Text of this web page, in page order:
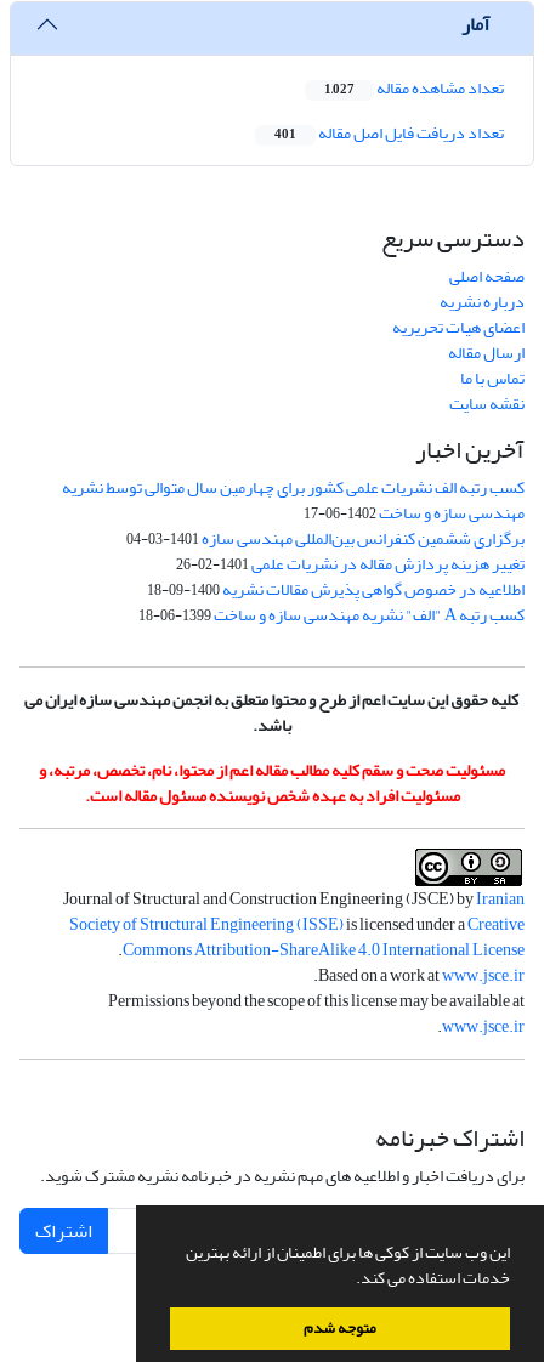
این وب سایت از کوکی ها برای اطمینان از ارائه بهترین
خدمات استفاده می کند.
متوجه شدم
آمار
تعداد مشاهده مقاله 1,027
تعداد دریافت فایل اصل مقاله 401
دسترسی سریع
صفحه اصلی
درباره نشریه
اعضای هیات تحریریه
ارسال مقاله
تماس با ما
نقشه سایت
آخرین اخبار
کسب رتبه الف نشریات علمی کشور برای چهارمین سال متوالی توسط نشریه
مهندسی سازه و ساخت1402-06-17
برگزاری ششمین کنفرانس بین‌المللی مهندسی سازه1401-03-04
تغییر هزینه پردازش مقاله در نشریات علمی1401-02-26
اطلاعیه در خصوص گواهی پذیرش مقالات نشریه1400-09-18
کسب رتبه A "الف" نشریه مهندسی سازه و ساخت 1399-06-18
کلیه حقوق این سایت اعم از طرح و محتوا متعلق به انجمن مهندسی سازه ایران می
باشد.
مسئولیت صحت و سقم کلیه مطالب مقاله اعم از محتوا، نام، تخصص، مرتبه، و
مسئولیت افراد به عهده شخص نویسنده مسئول مقاله است.
Journal of Structural and Construction Engineering (JSCE) byIranian
Society of Structural Engineering (ISSE)is licensed under aCreative
Commons Attribution-ShareAlike 4.0 International License
.
Based on a work atwww.jsce.ir
.
Permissions beyond the scope of this license may be available at
www.jsce.ir
.
اشتراک خبرنامه
برای دریافت اخبار و اطلاعیه های مهم نشریه در خبرنامه نشریه مشترک شوید.
اشتراک
سامانه مدیریت نشریات علمی.طراحی و پیاده سازی ازسیناوب